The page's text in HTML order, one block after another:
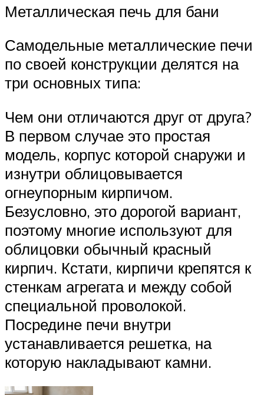
Металлическая печь для бани
Самодельные металлические печи
по своей конструкции делятся на
три основных типа:
Чем они отличаются друг от друга?
В первом случае это простая
модель, корпус которой снаружи и
изнутри облицовывается
огнеупорным кирпичом.
Безусловно, это дорогой вариант,
поэтому многие используют для
облицовки обычный красный
кирпич. Кстати, кирпичи крепятся к
стенкам агрегата и между собой
специальной проволокой.
Посредине печи внутри
устанавливается решетка, на
которую накладывают камни.